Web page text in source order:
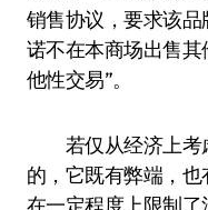
销售协议，要求该
诺不在本商场出售
他性交易”。
若仅从经济上考
的，它既有弊端，